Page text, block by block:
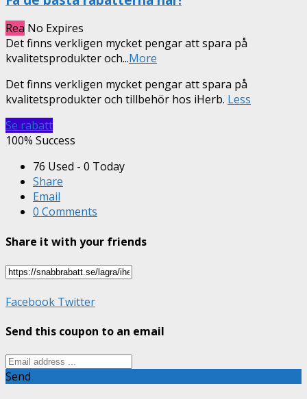
Rea No Expires
Det finns verkligen mycket pengar att spara på
kvalitetsprodukter och...More
Det finns verkligen mycket pengar att spara på
kvalitetsprodukter och tillbehör hos iHerb. Less
Se rabatt
100% Success
76 Used - 0 Today
Share
Email
0 Comments
Share it with your friends
Facebook Twitter
Send this coupon to an email
Send